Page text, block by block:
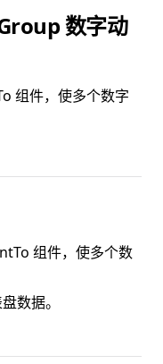
数字动
组件，使多个数字
组件，使多个数
数据。